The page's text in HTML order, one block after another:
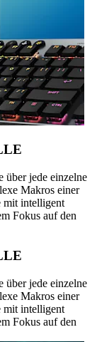
jede einzelne
Makros einer
mit intelligent
Fokus auf den
jede einzelne
Makros einer
mit intelligent
Fokus auf den